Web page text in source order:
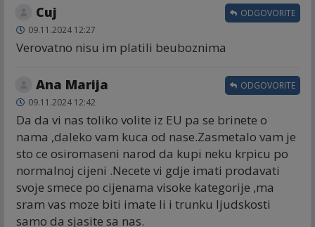
Cuj
09.11.2024 12:27
Verovatno nisu im platili beuboznima
ODGOVORITE
Ana Marija
09.11.2024 12:42
Da da vi nas toliko volite iz EU pa se brinete o
nama ,daleko vam kuca od nase.Zasmetalo vam je
sto ce osiromaseni narod da kupi neku krpicu po
normalnoj cijeni .Necete vi gdje imati prodavati
svoje smece po cijenama visoke kategorije ,ma
sram vas moze biti imate li i trunku ljudskosti
samo da sjasite sa nas.
ODGOVORITE